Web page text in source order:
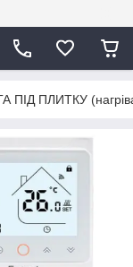
ПЛИТКУ